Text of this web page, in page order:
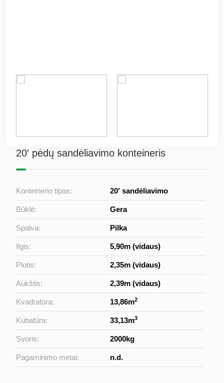
20′ pėdų sandėliavimo konteineris
Konteinerio tipas: 20' sandėliavimo
Būklė: Gera
Spalva: Pilka
Ilgis: 5,90m (vidaus)
Plotis: 2,35m (vidaus)
Aukštis: 2,39m (vidaus)
Kvadratūra: 13,86m2
Kubatūra: 33,13m3
Svoris: 2000kg
Pagaminimo metai: n.d.